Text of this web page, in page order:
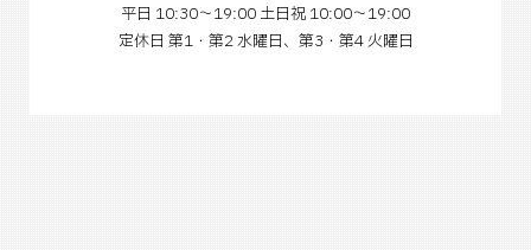
平日 10:30～19:00 土日祝 10:00～19:00
定休日 第1・第2 水曜日、第3・第4 火曜日